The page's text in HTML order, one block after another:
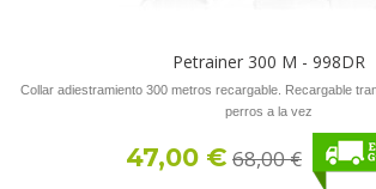
Petrainer 300 M - 998DR
Collar adiestramiento 300 metros recargable. Recargable
perros a la vez
47,00 € 68,00 €